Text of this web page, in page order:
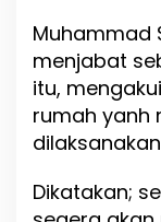
Muhammad
menjabat
itu,
rumah yanh
Dikatakan;